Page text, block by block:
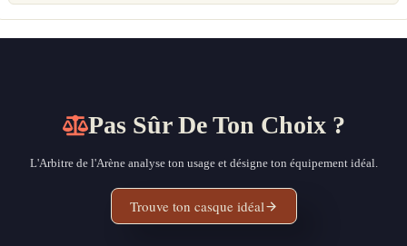
Pas Sûr De Ton Choix ?
L'Arbitre de l'Arène analyse ton usage et désigne ton équipement idéal.
Trouve ton casque idéal